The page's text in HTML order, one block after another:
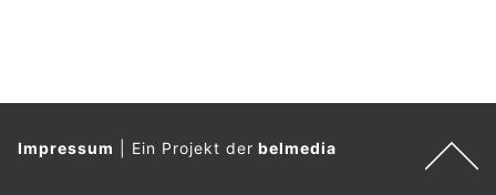
Impressum Ein Projekt derbelmedia